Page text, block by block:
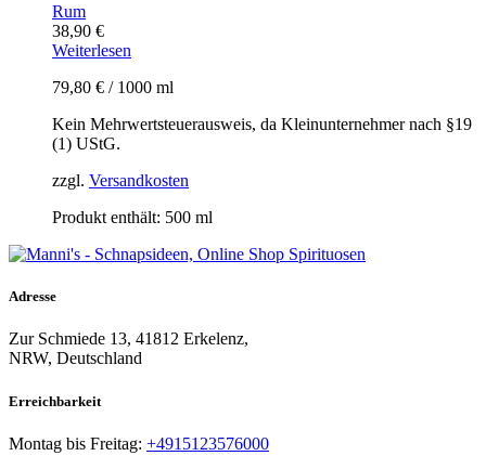
Rum
38,90 €
Weiterlesen
79,80 € / 1000 ml
Kein Mehrwertsteuerausweis, da Kleinunternehmer nach §19
(1) UStG.
zzgl. Versandkosten
Produkt enthält: 500 ml
Adresse
Zur Schmiede 13, 41812 Erkelenz,
NRW, Deutschland
Erreichbarkeit​
Montag bis Freitag: +4915123576000